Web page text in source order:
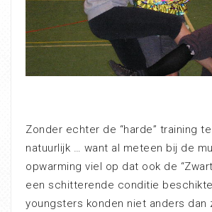
Zonder echter de “harde” training
natuurlijk … want al meteen bij de
opwarming viel op dat ook de
een schitterende conditie
youngsters konden niet anders dan